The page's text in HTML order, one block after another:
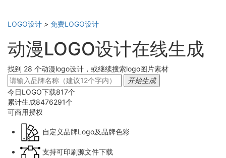
LOGO设计 > 免费LOGO设计
动漫LOGO设计在线生成
找到 28 个动漫logo设计，或继续搜索logo图片素材
开始生成
今日LOGO下载817个
累计生成8476291个
可商用授权
自定义品牌Logo及品牌色彩
支持可印刷源文件下载